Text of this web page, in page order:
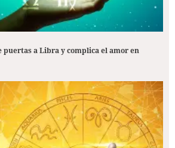
puertas a Libra y complica el amor en